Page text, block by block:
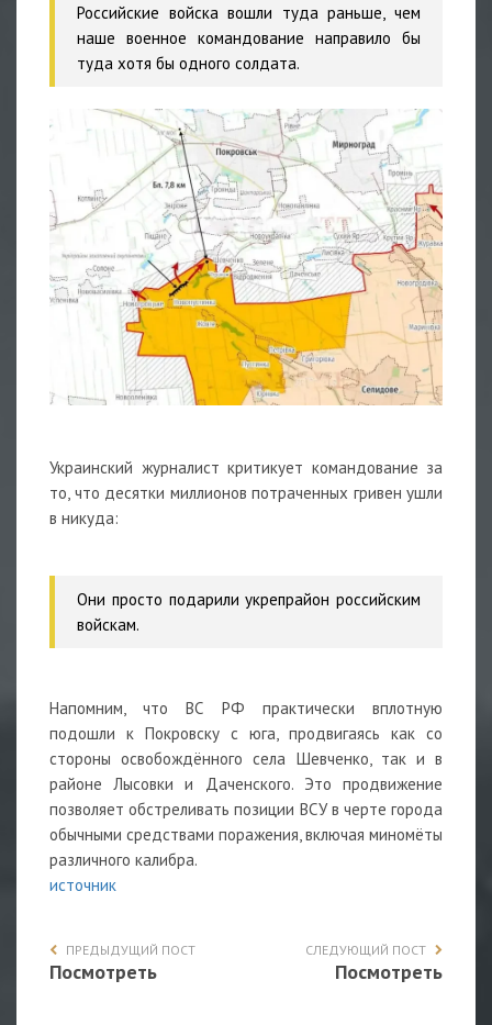
Российские войска вошли туда раньше, чем
наше военное командование направило бы
туда хотя бы одного солдата.
Украинский журналист критикует командование за
то, что десятки миллионов потраченных гривен ушли
в никуда:
Они просто подарили укрепрайон российским
войскам.
Напомним, что ВС РФ практически вплотную
подошли к Покровску с юга, продвигаясь как со
стороны освобождённого села Шевченко, так и в
районе Лысовки и Даченского. Это продвижение
позволяет обстреливать позиции ВСУ в черте города
обычными средствами поражения, включая миномёты
различного калибра.
источник
ПРЕДЫДУЩИЙ ПОСТ
Посмотреть
СЛЕДУЮЩИЙ ПОСТ
Посмотреть